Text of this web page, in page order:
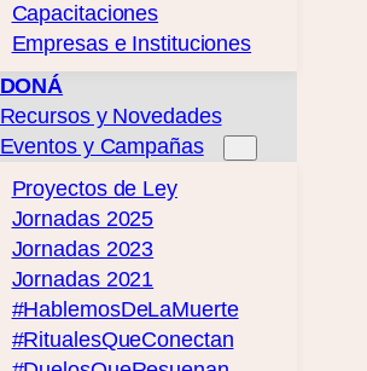
Capacitaciones
Empresas e Instituciones
DONÁ
Recursos y Novedades
Eventos y Campañas
Proyectos de Ley
Jornadas 2025
Jornadas 2023
Jornadas 2021
#HablemosDeLaMuerte
#RitualesQueConectan